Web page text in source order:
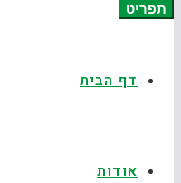
תפריט
דף הבית
אודות